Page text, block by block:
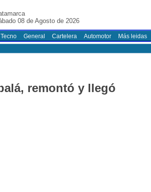
08 de Agosto de 2026
General Cartelera Automotor Más leidas
remontó y llegó